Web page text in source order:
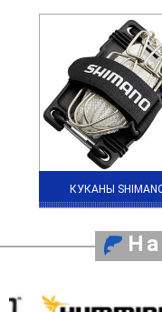
КУКАНЫ